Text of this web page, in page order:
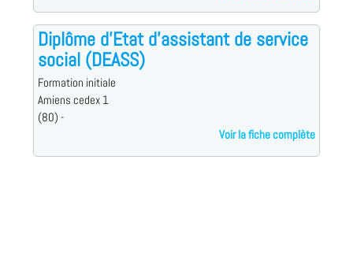
Diplôme d'Etat d'assistant de service
social (DEASS)
Formation initiale
Amiens cedex 1
(80) -
Voir la fiche complète